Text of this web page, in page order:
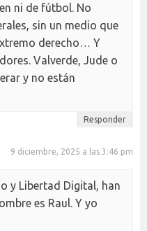
ni de fútbol. No
sin un medio que
derecho… Y
Valverde, Jude o
y no están
Responder
9 diciembre, 2025 a las 3:46 pm
y Libertad Digital, han
es Raul. Y yo